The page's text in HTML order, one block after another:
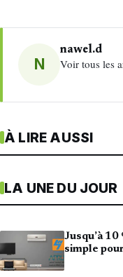
N
nawel.d
Voir tous les
À LIRE AUSSI
LA UNE DU JOUR
Jusqu’à
simple